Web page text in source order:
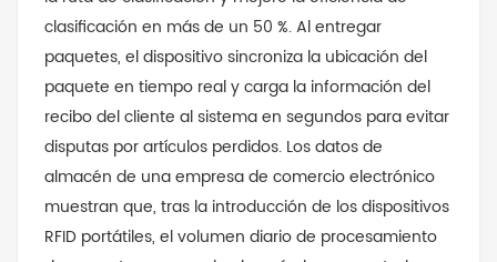
clasificación en más de un 50 %. Al entregar
paquetes, el dispositivo sincroniza la ubicación del
paquete en tiempo real y carga la información del
recibo del cliente al sistema en segundos para evitar
disputas por artículos perdidos. Los datos de
almacén de una empresa de comercio electrónico
muestran que, tras la introducción de los dispositivos
RFID portátiles, el volumen diario de procesamiento